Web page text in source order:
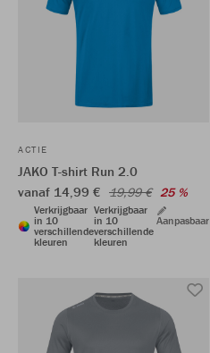
ACTIE
JAKO T-shirt Run 2.0
vanaf 14,99 € 19,99 € 25 %
Verkrijgbaar
in 10
verschillende
kleuren
Verkrijgbaar
in 10
verschillende
kleuren
Aanpasbaar